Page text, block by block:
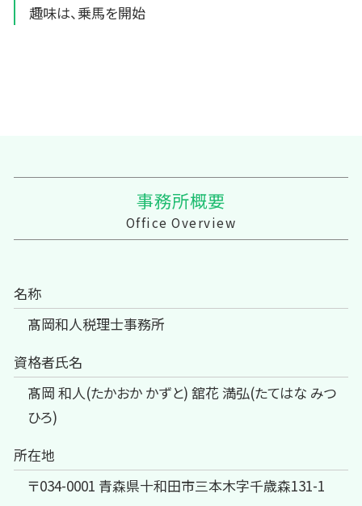
趣味は、乗馬を開始
事務所概要
Office Overview
名称
髙岡和人税理士事務所
資格者氏名
髙岡 和人(たかおか かずと) 舘花 満弘(たてはな みつ
ひろ)
所在地
〒034-0001 青森県十和田市三本木字千歳森131-1